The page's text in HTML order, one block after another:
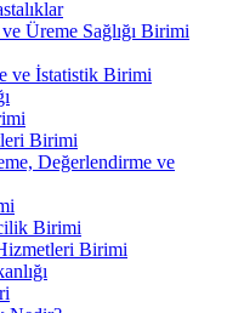
Üreme Sağlığı Birimi
ve İstatistik Birimi
Birimi
Değerlendirme ve
Birimi
Birimi